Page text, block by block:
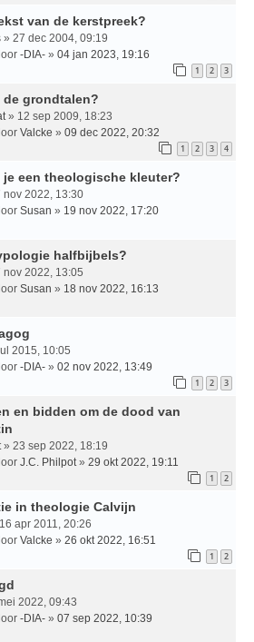
van de kerstpreek?
» 27 dec 2004, 09:19
-DIA- » 04 jan 2023, 19:16
1 2 3
de grondtalen?
» 12 sep 2009, 18:23
Valcke » 09 dec 2022, 20:32
1 2 3 4
je een theologische kleuter?
nov 2022, 13:30
Susan » 19 nov 2022, 17:20
halfbijbels?
nov 2022, 13:05
Susan » 18 nov 2022, 16:13
2015, 10:05
-DIA- » 02 nov 2022, 13:49
1 2 3
en bidden om de dood van
» 23 sep 2022, 18:19
J.C. Philpot » 29 okt 2022, 19:11
1 2
in theologie Calvijn
apr 2011, 20:26
Valcke » 26 okt 2022, 16:51
1 2
2022, 09:43
-DIA- » 07 sep 2022, 10:39